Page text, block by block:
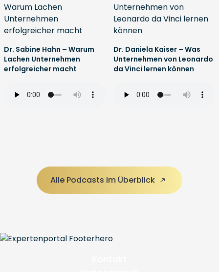
Dr. Sabine Hahn – Warum
Lachen Unternehmen
erfolgreicher macht
Dr. Daniela Kaiser – Was
Unternehmen von Leonardo
da Vinci lernen können
Alle Podcasts im Überblick